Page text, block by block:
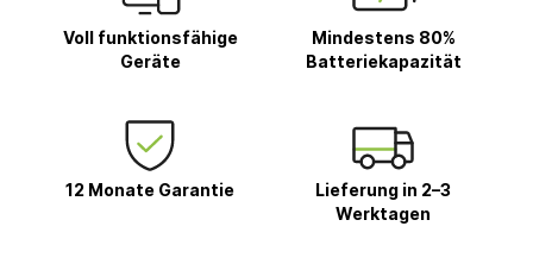
Voll funktionsfähige
Geräte
Mindestens 80%
Batteriekapazität
12 Monate Garantie
Lieferung in 2–3
Werktagen